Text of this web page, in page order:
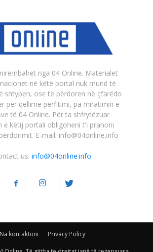
nga 04 Online. Materialet
në këtë portal nuk mund të
shtypen, ose të përdoren në çfarëdo
për qëllime përfitimi, pa miratimin e
të 04 Online. Për ta shfrytëzuar
e këtij portali obligoheni t'i pranoni
E-mail: info@04online.info
us: info@04online.info
Na kontaktoni Privacy Policy